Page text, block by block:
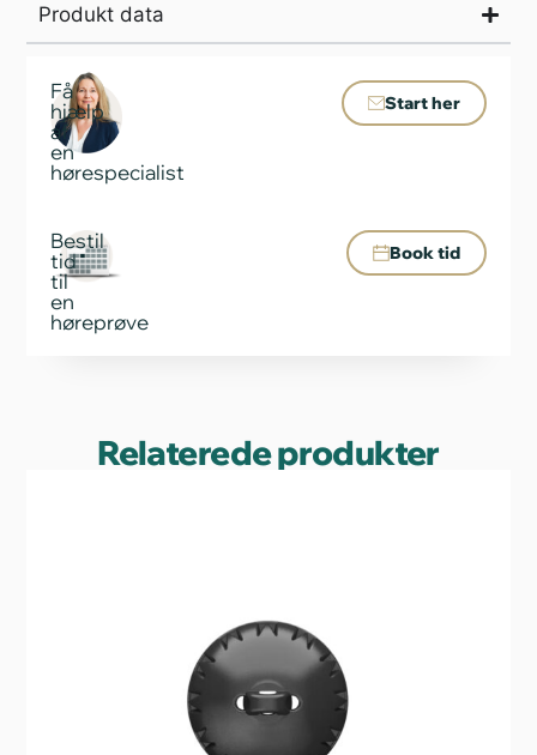
Produkt data
Få
hjælp
af
en
hørespecialist
Start her
Bestil
tid
til
en
høreprøve
Book tid
Relaterede produkter